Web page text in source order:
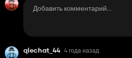
qlechat_44 4 года назад